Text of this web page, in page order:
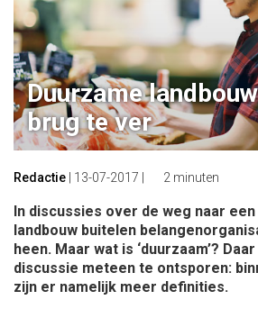
Duurzame
brug te ver
Redactie 13-07-2017 2 minuten
In discussies over de weg naar
landbouw buitelen
heen. Maar wat is ‘duurzaam’?
discussie meteen te ontsporen:
zijn er namelijk meer definities.